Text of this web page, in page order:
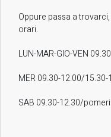
Oppure passa a
orari.
LUN-MAR-GIO-VEN
MER 09.30-12.00/15.30-
SAB 09.30-12.30/